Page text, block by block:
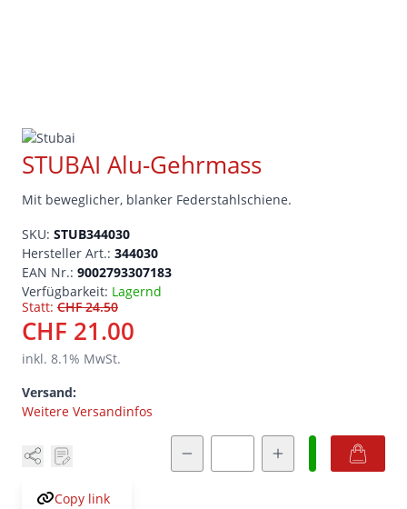
STUBAI Alu-Gehrmass
Mit beweglicher, blanker Federstahlschiene.
SKU: STUB344030
Hersteller Art.: 344030
EAN Nr.: 9002793307183
Verfügbarkeit: Lagernd
Statt: CHF 24.50
CHF 21.00
inkl. 8.1% MwSt.
Versand:
Weitere Versandinfos
Copy link